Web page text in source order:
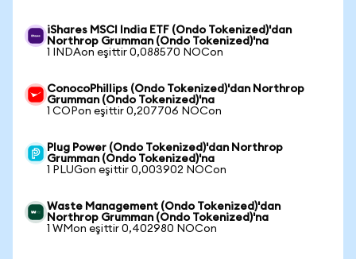
iShares MSCI India ETF (Ondo Tokenized)'dan
Northrop Grumman (Ondo Tokenized)'na
1 INDAon eşittir 0,088570 NOCon
ConocoPhillips (Ondo Tokenized)'dan Northrop
Grumman (Ondo Tokenized)'na
1 COPon eşittir 0,207706 NOCon
Plug Power (Ondo Tokenized)'dan Northrop
Grumman (Ondo Tokenized)'na
1 PLUGon eşittir 0,003902 NOCon
Waste Management (Ondo Tokenized)'dan
Northrop Grumman (Ondo Tokenized)'na
1 WMon eşittir 0,402980 NOCon